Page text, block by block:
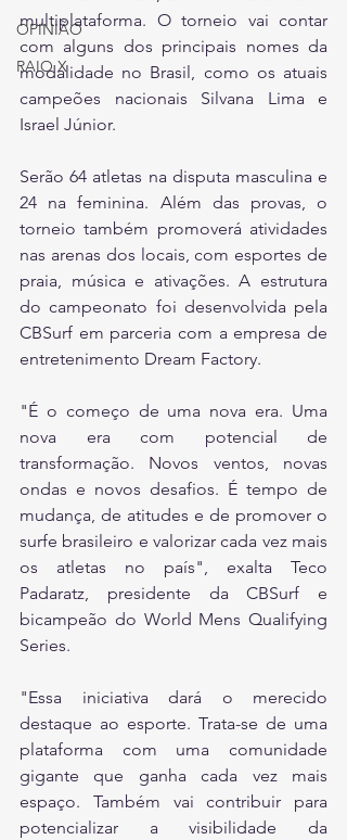
OPINIÃO
RAIO X
multiplataforma. O torneio vai contar
com alguns dos principais nomes da
modalidade no Brasil, como os atuais
campeões nacionais Silvana Lima e
Israel Júnior.
Serão 64 atletas na disputa masculina e
24 na feminina. Além das provas, o
torneio também promoverá atividades
nas arenas dos locais, com esportes de
praia, música e ativações. A estrutura
do campeonato foi desenvolvida pela
CBSurf em parceria com a empresa de
entretenimento Dream Factory.
"É o começo de uma nova era. Uma
nova era com potencial de
transformação. Novos ventos, novas
ondas e novos desafios. É tempo de
mudança, de atitudes e de promover o
surfe brasileiro e valorizar cada vez mais
os atletas no país", exalta Teco
Padaratz, presidente da CBSurf e
bicampeão do World Mens Qualifying
Series.
"Essa iniciativa dará o merecido
destaque ao esporte. Trata-se de uma
plataforma com uma comunidade
gigante que ganha cada vez mais
espaço. Também vai contribuir para
potencializar a visibilidade da